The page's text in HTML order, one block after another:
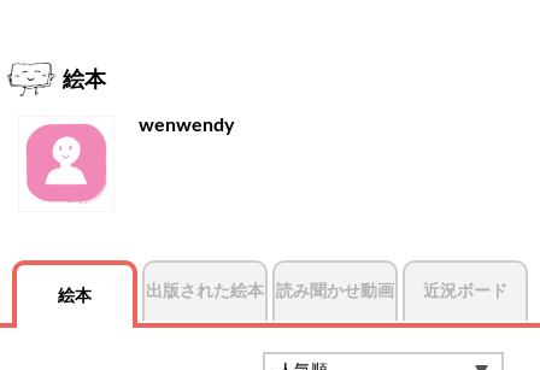
絵本
wenwendy
絵本 出版された絵本 読み聞かせ動画 近況ボード